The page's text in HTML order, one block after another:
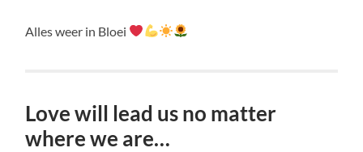
Alles weer in Bloei
Love will lead us no matter
where we are…